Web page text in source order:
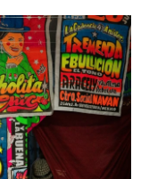
c
e
b
o
o
k
n
k
e
d
I
n
a
i
l